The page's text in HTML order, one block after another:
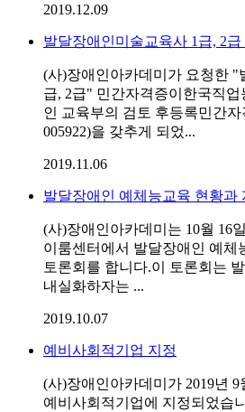
2019.12.09
발달장애인미술교육사 1급, 2
(사)장애인아카데미가 요청한 "
급, 2급" 민간자격증이한국직
인 교육부의 검토 후등록민간자
005922)을 갖추게 되었...
2019.11.06
발달장애인 예체능교육 현황과
(사)장애인아카데미는 10월 16
이룸센터에서 발달장애인 예체
토론회를 합니다.이 토론회는
내실화하자는 ...
2019.10.07
예비사회적기업 지정
(사)장애인아카데미가 2019년
예비사회적기업에 지정되었습